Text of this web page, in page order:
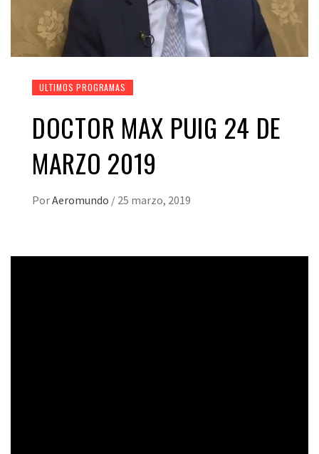
ULTIMOS PROGRAMAS
DOCTOR MAX PUIG 24 DE
MARZO 2019
PorAeromundo / 25 marzo, 2019